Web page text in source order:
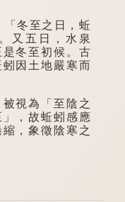
冬至之日，蚯
又五日，水泉
冬至初候。古
因土地嚴寒而
視為「至陰之
，故蚯蚓感應
，象徵陰寒之